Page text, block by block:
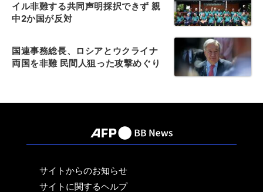
イル非難する共同声明採択できず 親
中2か国が反対
国連事務総長、ロシアとウクライナ
両国を非難 民間人狙った攻撃めぐり
サイトからのお知らせ
サイトに関するヘルプ